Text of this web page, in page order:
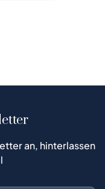
an, hinterlassen